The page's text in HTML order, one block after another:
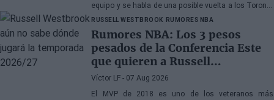
equipo y se habla de una posible vuelta a los Toronto
Raptors o San Antonio Spurs, mientras Denver
Nuggets también forma parte de la ecuación
RUSSELL WESTBROOK RUMORES NBA
Rumores NBA: Los 3 pesos
pesados de la Conferencia Este
que quieren a Russell
Westbrook
Víctor LF - 07 Aug 2026
El MVP de 2018 es uno de los veteranos más